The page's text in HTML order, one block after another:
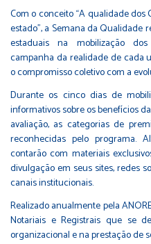
Com o conceito “A qualidade
estado”, a Semana da Qualidade
estaduais na mobilização
campanha da realidade de cada
o compromisso coletivo com a
Durante os cinco dias de
informativos sobre os benefícios
avaliação, as categorias de
reconhecidas pelo programa.
contarão com materiais
divulgação em seus sites, redes
canais institucionais.
Realizado anualmente pela
Notariais e Registrais que se
organizacional e na prestação de